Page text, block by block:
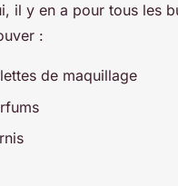
il y en a pour tous les
:
de maquillage